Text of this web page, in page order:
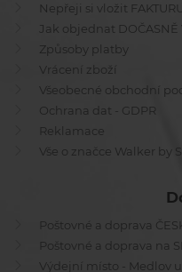
Nepřeji si vložit
Jak objednat DOČASNĚ
Způsoby platby
Vrácení zboží
Všeobecné obchodní
Ochrana dat - GDPR
Reklamace
Vše o značce Walker by
Poštovné a doprava
Poštovné a doprava na
Výdejní místo - Medlov